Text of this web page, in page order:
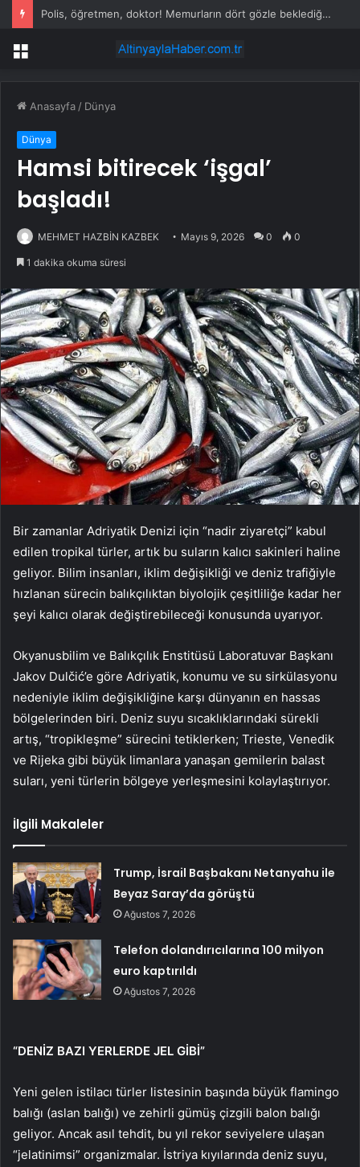
Polis, öğretmen, doktor! Memurların dört gözle beklediği ödeme tutarları netleşti
Menü
Anasayfa / Dünya
Dünya
Hamsi bitirecek ‘işgal’
başladı!
MEHMET HAZBİN KAZBEK Mayıs 9, 2026 0 0
1 dakika okuma süresi
Bir zamanlar Adriyatik Denizi için “nadir ziyaretçi” kabul
edilen tropikal türler, artık bu suların kalıcı sakinleri haline
geliyor. Bilim insanları, iklim değişikliği ve deniz trafiğiyle
hızlanan sürecin balıkçılıktan biyolojik çeşitliliğe kadar her
şeyi kalıcı olarak değiştirebileceği konusunda uyarıyor.
Okyanusbilim ve Balıkçılık Enstitüsü Laboratuvar Başkanı
Jakov Dulčić’e göre Adriyatik, konumu ve su sirkülasyonu
nedeniyle iklim değişikliğine karşı dünyanın en hassas
bölgelerinden biri. Deniz suyu sıcaklıklarındaki sürekli
artış, “tropikleşme” sürecini tetiklerken; Trieste, Venedik
ve Rijeka gibi büyük limanlara yanaşan gemilerin balast
suları, yeni türlerin bölgeye yerleşmesini kolaylaştırıyor.
İlgili Makaleler
Trump, İsrail Başbakanı Netanyahu ile
Beyaz Saray’da görüştü
Ağustos 7, 2026
Telefon dolandırıcılarına 100 milyon
euro kaptırıldı
Ağustos 7, 2026
“DENİZ BAZI YERLERDE JEL GİBİ”
Yeni gelen istilacı türler listesinin başında büyük flamingo
balığı (aslan balığı) ve zehirli gümüş çizgili balon balığı
geliyor. Ancak asıl tehdit, bu yıl rekor seviyelere ulaşan
“jelatinimsi” organizmalar. İstriya kıyılarında deniz suyu,